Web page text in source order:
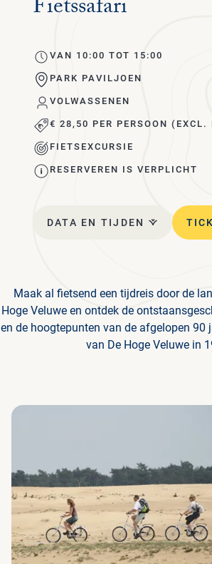
Fietssafari
VAN 10:00 TOT 15:00
PARK PAVILJOEN
VOLWASSENEN
€ 28,50 PER PERSOON (EXCL.
FIETSEXCURSIE
RESERVEREN IS VERPLICHT
DATA EN TIJDEN
Maak al fietsend een tijdreis door de
Hoge Veluwe en ontdek de
en de hoogtepunten van de afgelopen 90
van De Hoge Veluwe in